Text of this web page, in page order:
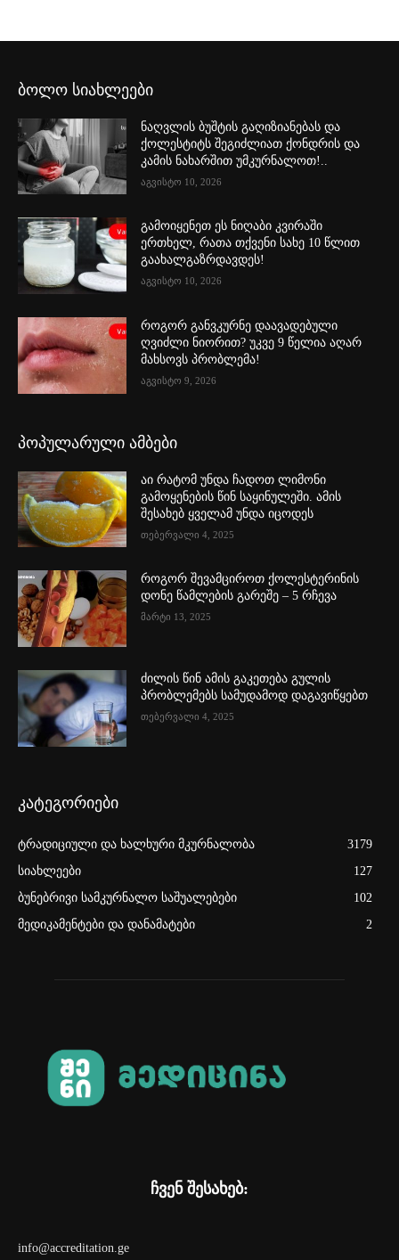
ბოლო სიახლეები
ნაღვლის ბუშტის გაღიზიანებას და
ქოლესტიტს შეგიძლიათ ქონდრის და
კამის ნახარშით უმკურნალოთ!..
აგვისტო 10, 2026
გამოიყენეთ ეს ნიღაბი კვირაში
ერთხელ, რათა თქვენი სახე 10 წლით
გაახალგაზრდავდეს!
აგვისტო 10, 2026
როგორ განვკურნე დაავადებული
ღვიძლი ნიორით? უკვე 9 წელია აღარ
მახსოვს პრობლემა!
აგვისტო 9, 2026
პოპულარული ამბები
აი რატომ უნდა ჩადოთ ლიმონი
გამოყენების წინ საყინულეში. ამის
შესახებ ყველამ უნდა იცოდეს
თებერვალი 4, 2025
როგორ შევამციროთ ქოლესტერინის
დონე წამლების გარეშე – 5 რჩევა
მარტი 13, 2025
ძილის წინ ამის გაკეთება გულის
პრობლემებს სამუდამოდ დაგავიწყებთ
თებერვალი 4, 2025
კატეგორიები
ტრადიციული და ხალხური მკურნალობა
3179
სიახლეები
127
ბუნებრივი სამკურნალო საშუალებები
102
მედიკამენტები და დანამატები
2
ჩვენ შესახებ:
info@accreditation.ge